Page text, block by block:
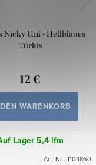
Nicky Uni - Hellblaues
Türkis
12 €
WARENKORB
Lager5,4 lfm
Art.-Nr.: 1104860